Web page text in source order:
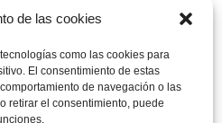
de las cookies
como las cookies para
El consentimiento de estas
de navegación o las
retirar el consentimiento, puede